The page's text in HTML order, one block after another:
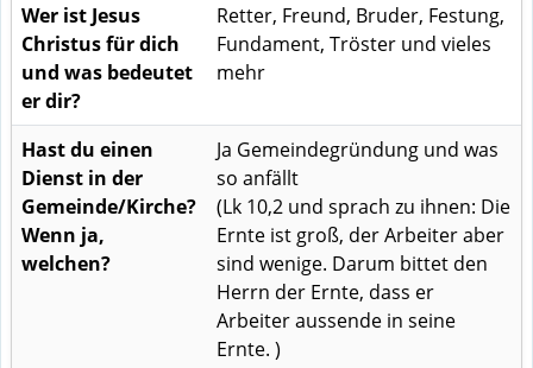
Wer ist Jesus
Christus für dich
und was bedeutet
er dir?
Retter, Freund, Bruder, Festung,
Fundament, Tröster und vieles
mehr
Hast du einen
Dienst in der
Gemeinde/Kirche?
Wenn ja,
welchen?
Ja Gemeindegründung und was
so anfällt
(Lk 10,2 und sprach zu ihnen: Die
Ernte ist groß, der Arbeiter aber
sind wenige. Darum bittet den
Herrn der Ernte, dass er
Arbeiter aussende in seine
Ernte. )